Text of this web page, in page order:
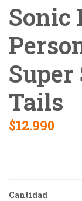
Sonic
Super
Tails
$12.990
Cantidad